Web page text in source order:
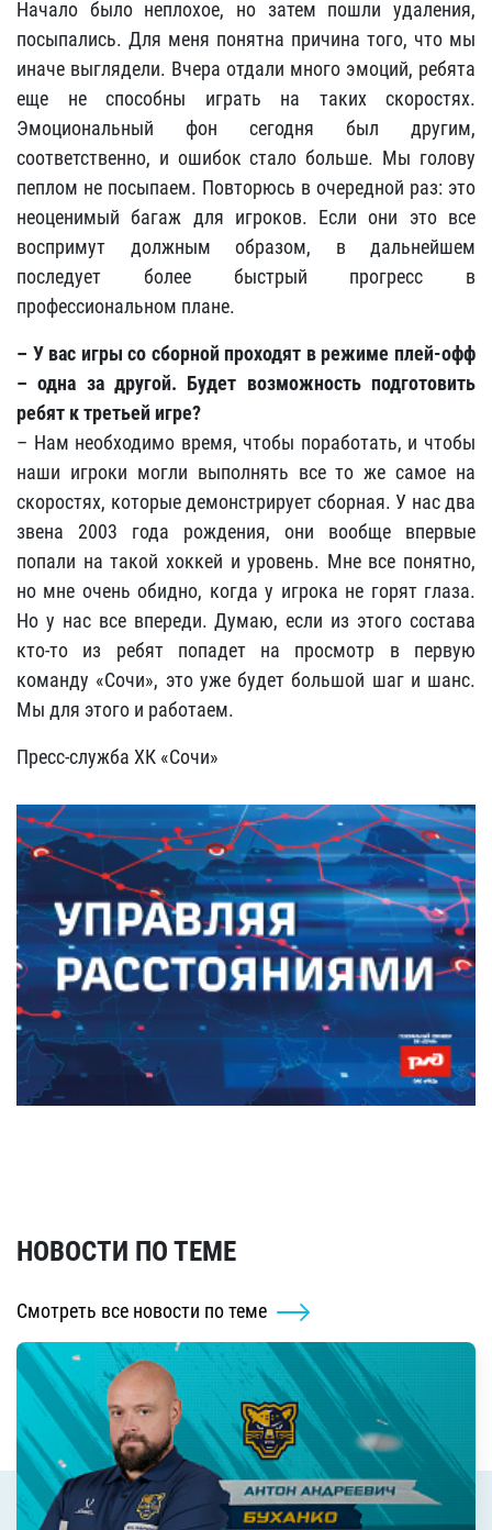
Начало было неплохое, но затем пошли удаления,
посыпались. Для меня понятна причина того, что мы
иначе выглядели. Вчера отдали много эмоций, ребята
еще не способны играть на таких скоростях.
Эмоциональный фон сегодня был другим,
соответственно, и ошибок стало больше. Мы голову
пеплом не посыпаем. Повторюсь в очередной раз: это
неоценимый багаж для игроков. Если они это все
воспримут должным образом, в дальнейшем
последует более быстрый прогресс в
профессиональном плане.
– У вас игры со сборной проходят в режиме плей-офф
– одна за другой. Будет возможность подготовить
ребят к третьей игре?
– Нам необходимо время, чтобы поработать, и чтобы
наши игроки могли выполнять все то же самое на
скоростях, которые демонстрирует сборная. У нас два
звена 2003 года рождения, они вообще впервые
попали на такой хоккей и уровень. Мне все понятно,
но мне очень обидно, когда у игрока не горят глаза.
Но у нас все впереди. Думаю, если из этого состава
кто-то из ребят попадет на просмотр в первую
команду «Сочи», это уже будет большой шаг и шанс.
Мы для этого и работаем.
Пресс-служба ХК «Сочи»
НОВОСТИ ПО ТЕМЕ
Смотреть все новости по теме